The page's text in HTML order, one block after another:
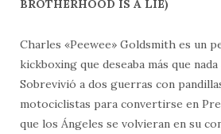
BROTHERHOOD IS A LIE)
Charles «Peewee» Goldsmith es un
kickboxing que deseaba más que
Sobrevivió a dos guerras con
motociclistas para convertirse en
que los Ángeles se volvieran en su